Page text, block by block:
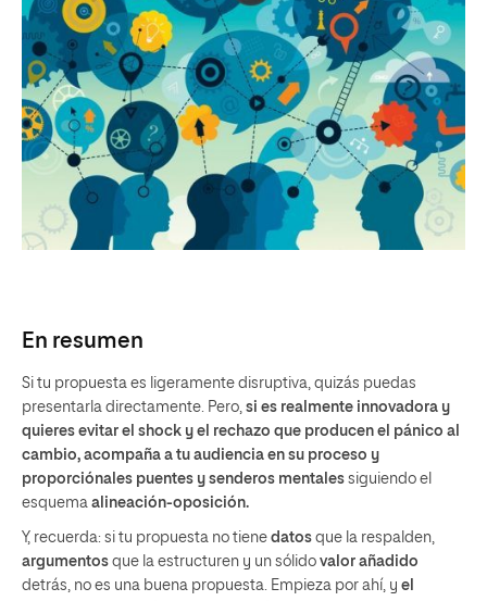
En resumen
Si tu propuesta es ligeramente disruptiva, quizás puedas
presentarla directamente. Pero, si es realmente innovadora y
quieres evitar el shock y el rechazo que producen el pánico al
cambio, acompaña a tu audiencia en su proceso y
proporciónales puentes y senderos mentales siguiendo el
esquema alineación-oposición.
Y, recuerda: si tu propuesta no tiene datos que la respalden,
argumentos que la estructuren y un sólido valor añadido
detrás, no es una buena propuesta. Empieza por ahí, y el